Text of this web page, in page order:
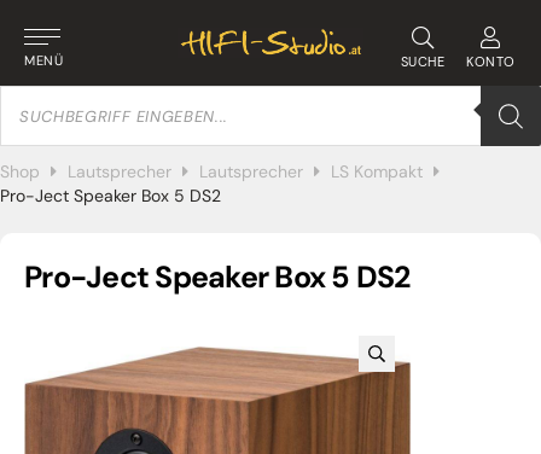
MENÜ SUCHE KONTO
Products
search
Shop Lautsprecher Lautsprecher
LS Kompakt
Pro-Ject Speaker Box 5 DS2
Pro-Ject Speaker Box 5 DS2